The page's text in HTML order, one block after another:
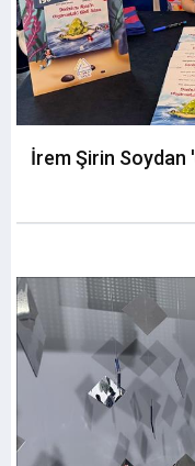
İrem Şirin Soydan